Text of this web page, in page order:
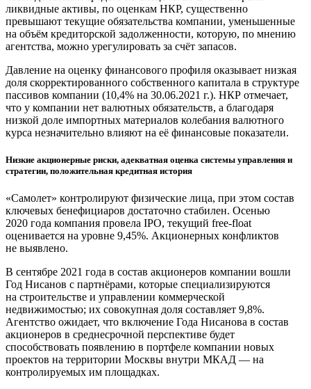
ликвидные активы, по оценкам НКР, существенно
превышают текущие обязательства компании, уменьшенные
на объём кредиторской задолженности, которую, по мнению
агентства, можно урегулировать за счёт запасов.
Давление на оценку финансового профиля оказывает низкая
доля скорректированного собственного капитала в структуре
пассивов компании (10,4% на 30.06.2021 г.). НКР отмечает,
что у компании нет валютных обязательств, а благодаря
низкой доле импортных материалов колебания валютного
курса незначительно влияют на её финансовые показатели.
Низкие акционерные риски, адекватная оценка системы управления и
стратегии, положительная кредитная история
«Самолет» контролируют физические лица, при этом состав
ключевых бенефициаров достаточно стабилен. Осенью
2020 года компания провела IPO, текущий free-float
оценивается на уровне 9,45%. Акционерных конфликтов
не выявлено.
В сентябре 2021 года в состав акционеров компании вошли
Год Нисанов с партнёрами, которые специализируются
на строительстве и управлении коммерческой
недвижимостью; их совокупная доля составляет 9,8%.
Агентство ожидает, что включение Года Нисанова в состав
акционеров в среднесрочной перспективе будет
способствовать появлению в портфеле компании новых
проектов на территории Москвы внутри МКАД — на
контролируемых им площадках.